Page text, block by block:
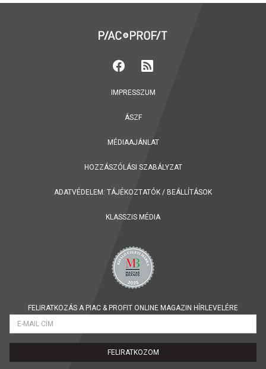
IMPRESSZUM
ÁSZF
MÉDIAAJÁNLAT
HOZZÁSZÓLÁSI SZABÁLYZAT
ADATVÉDELEM: TÁJÉKOZTATÓK / BEÁLLÍTÁSOK
KLASSZIS MÉDIA
FELIRATKOZÁS A PIAC & PROFIT ONLINE MAGAZIN HÍRLEVELÉRE
FELIRATKOZOM